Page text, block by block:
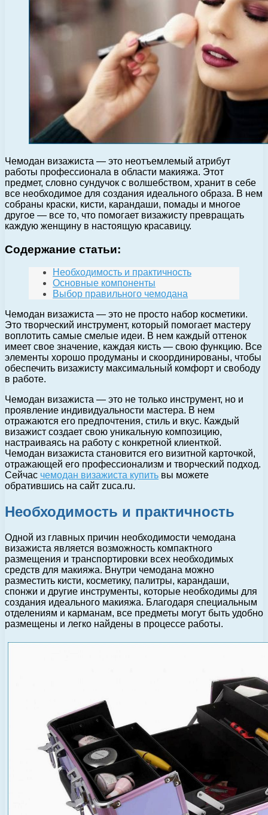
Чемодан визажиста — это неотъемлемый атрибут
работы профессионала в области макияжа. Этот
предмет, словно сундучок с волшебством, хранит в себе
все необходимое для создания идеального образа. В нем
собраны краски, кисти, карандаши, помады и многое
другое — все то, что помогает визажисту превращать
каждую женщину в настоящую красавицу.
Содержание статьи:
Необходимость и практичность
Основные компоненты
Выбор правильного чемодана
Чемодан визажиста — это не просто набор косметики.
Это творческий инструмент, который помогает мастеру
воплотить самые смелые идеи. В нем каждый оттенок
имеет свое значение, каждая кисть — свою функцию. Все
элементы хорошо продуманы и скоординированы, чтобы
обеспечить визажисту максимальный комфорт и свободу
в работе.
Чемодан визажиста — это не только инструмент, но и
проявление индивидуальности мастера. В нем
отражаются его предпочтения, стиль и вкус. Каждый
визажист создает свою уникальную композицию,
настраиваясь на работу с конкретной клиенткой.
Чемодан визажиста становится его визитной карточкой,
отражающей его профессионализм и творческий подход.
Сейчас чемодан визажиста купить вы можете
обратившись на сайт zuca.ru.
Необходимость и практичность
Одной из главных причин необходимости чемодана
визажиста является возможность компактного
размещения и транспортировки всех необходимых
средств для макияжа. Внутри чемодана можно
разместить кисти, косметику, палитры, карандаши,
спонжи и другие инструменты, которые необходимы для
создания идеального макияжа. Благодаря специальным
отделениям и карманам, все предметы могут быть удобно
размещены и легко найдены в процессе работы.